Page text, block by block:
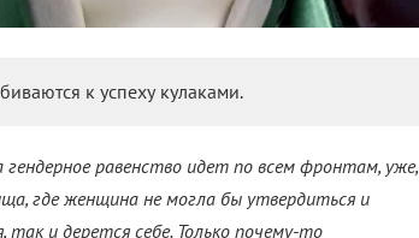
к успеху кулаками.
гендерное равенство идет по всем фронтам, уже,
где женщина не могла бы утвердиться и
и дерется себе. Только почему-то